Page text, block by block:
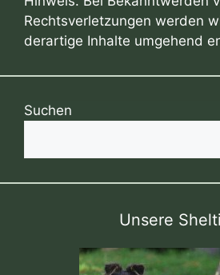
Rechtsverletzungen werden
derartige Inhalte umgehend
Suchen
Unsere